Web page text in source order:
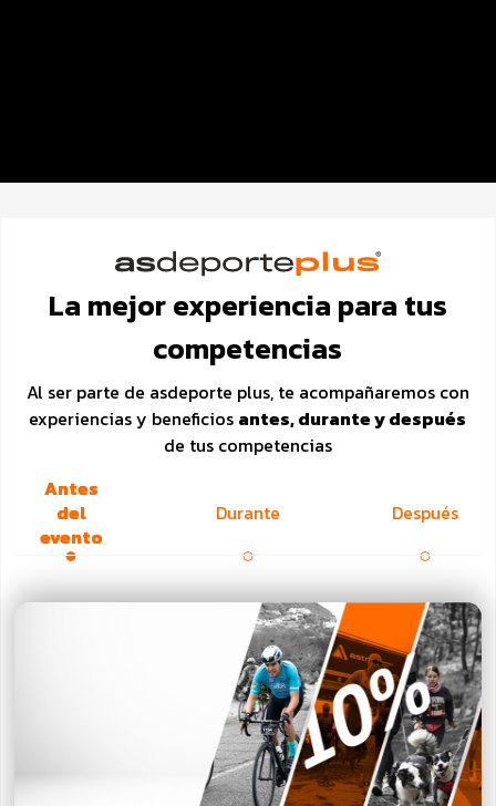
La mejor experiencia para tus
competencias
Al ser parte de asdeporte plus, te acompañaremos con
experiencias y beneficios antes, durante y después
de tus competencias
Antes
del
evento
Durante Después